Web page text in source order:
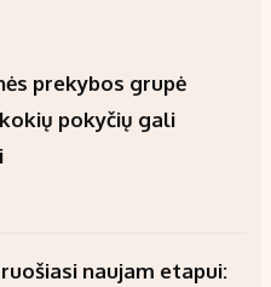
prekybos grupė
pokyčių gali
naujam etapui: